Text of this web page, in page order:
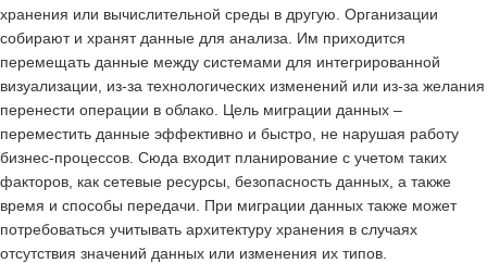
хранения или вычислительной среды в другую. Организации
собирают и хранят данные для анализа. Им приходится
перемещать данные между системами для интегрированной
визуализации, из-за технологических изменений или из-за желания
перенести операции в облако. Цель миграции данных –
переместить данные эффективно и быстро, не нарушая работу
бизнес-процессов. Сюда входит планирование с учетом таких
факторов, как сетевые ресурсы, безопасность данных, а также
время и способы передачи. При миграции данных также может
потребоваться учитывать архитектуру хранения в случаях
отсутствия значений данных или изменения их типов.